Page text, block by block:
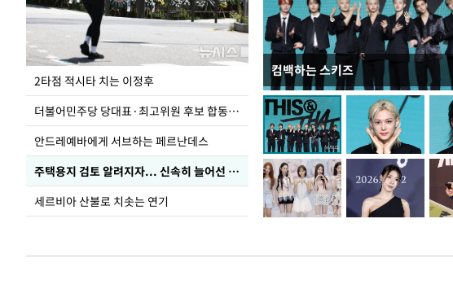
2타점 적시타 치는 이정후
더불어민주당 당대표·최고위원 후보 합동연설회
안드레예바에게 서브하는 페르난데스
주택용지 검토 알려지자... 신속히 늘어선 '근조화환'
세르비아 산불로 치솟는 연기
컴백하는 스키즈
청와대 일주일